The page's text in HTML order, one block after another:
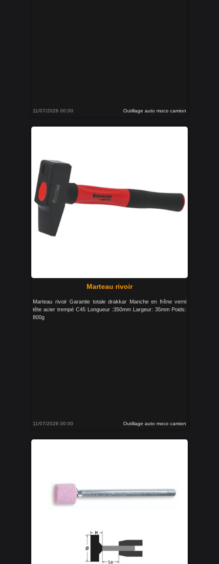
11/07/2026 00:00 Outillage auto moco camion
Marteau rivoir
Marteau rivoir Garantie totale drakkar Manche en frêne verni
tête acier trempé C45 Longueur :350mm Largeur: 35mm Poids:
800g
11/07/2026 00:00 Outillage auto moco camion